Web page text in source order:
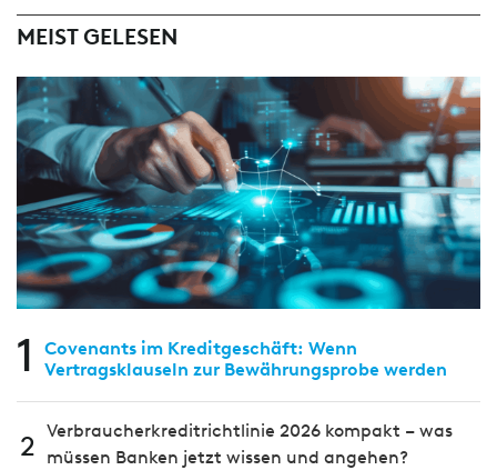
MEIST GELESEN
1
Covenants im Kreditgeschäft: Wenn
Vertragsklauseln zur Bewährungsprobe werden
2 Verbraucherkreditrichtlinie 2026 kompakt – was
müssen Banken jetzt wissen und angehen?